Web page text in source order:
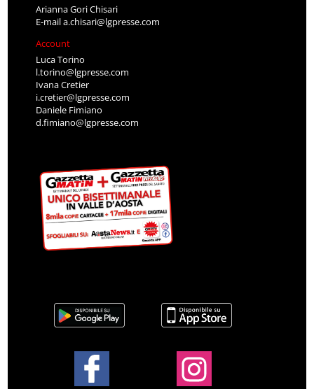
Arianna Gori Chisari
E-maila.chisari@lgpresse.com
Account
Luca Torino
l.torino@lgpresse.com
Ivana Cretier
i.cretier@lgpresse.com
Daniele Fimiano
d.fimiano@lgpresse.com